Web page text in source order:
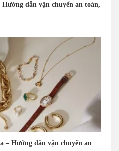
dẫn vận chuyển an toàn,
– Hướng dẫn vận chuyển an